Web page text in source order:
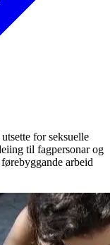
for seksuelle
til fagpersonar og
arbeid